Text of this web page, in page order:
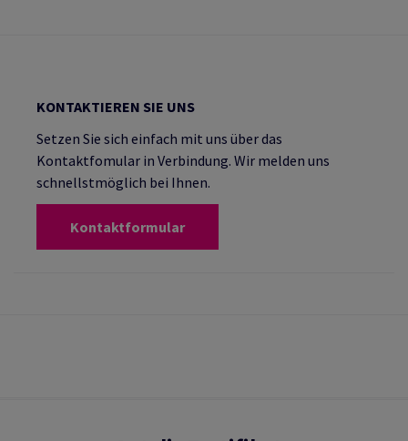
KONTAKTIEREN SIE UNS
Setzen Sie sich einfach mit uns über das
Kontaktfomular in Verbindung. Wir melden uns
schnellstmöglich bei Ihnen.
Kontaktformular